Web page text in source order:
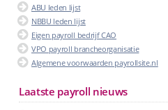
ABU leden lijst
NBBU leden lijst
Eigen payroll bedrijf CAO
VPO payroll brancheorganisatie
Algemene voorwaarden payrollsite.nl
Laatste payroll nieuws